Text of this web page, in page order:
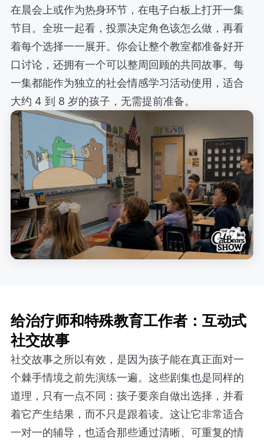
在晨会上或作为热身环节，在电子白板上打开一集
节目。全班一起看，投票决定角色该怎么做，再看
着每个选择一一展开。你会让整个教室都准备好开
口讨论，还拥有一个可以整周回顾的共同故事。每
一集都能作为独立的社会情感学习活动使用，适合
大约 4 到 8 岁的孩子，无需提前准备。
给治疗师和特殊教育工作者：互动式
社交故事
社交故事之所以有效，是因为孩子能在真正面对一
个棘手情境之前先演练一遍。这些剧集也是同样的
道理，只有一点不同：孩子要亲自做出选择，并看
着它产生结果，而不只是跟着读。这让它非常适合
一对一的辅导，也适合那些通过清晰、可重复的情